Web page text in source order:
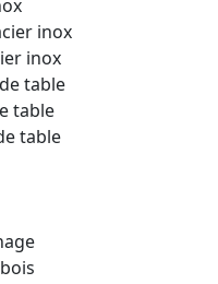
inox
inox
table
table
table